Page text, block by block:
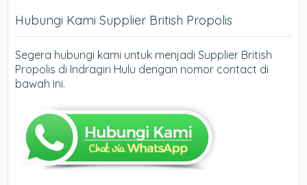
Hubungi Kami Supplier British Propolis
Segera hubungi kami untuk menjadi Supplier British
Propolis di Indragiri Hulu dengan nomor contact di
bawah ini.